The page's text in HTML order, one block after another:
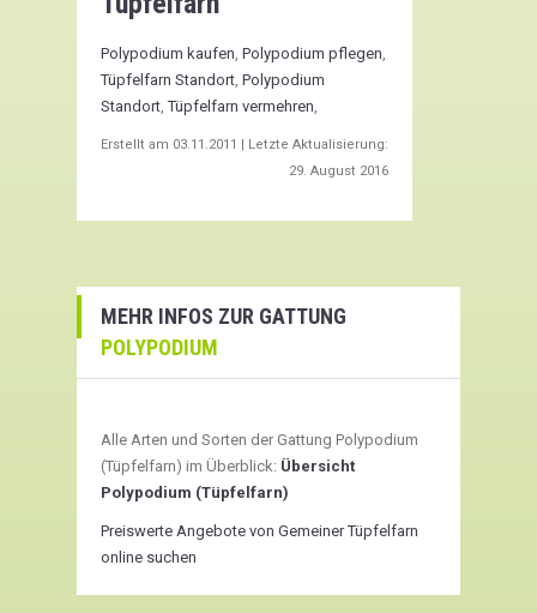
Polypodium kaufen, Polypodium pflegen,
Tüpfelfarn Standort, Polypodium
Standort,Tüpfelfarn vermehren,
Erstellt am 03.11.2011 | Letzte Aktualisierung:
29. August 2016
MEHR INFOS ZUR GATTUNG
POLYPODIUM
Alle Arten und Sorten der Gattung Polypodium
(Tüpfelfarn) im Überblick: Übersicht
Polypodium (Tüpfelfarn)
Preiswerte Angebote von Gemeiner Tüpfelfarn
online suchen